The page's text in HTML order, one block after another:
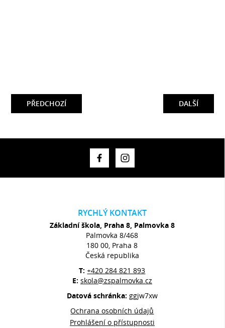
DALŠÍ
PŘEDCHOZÍ
RYCHLÝ KONTAKT
Základní škola, Praha 8, Palmovka 8
Palmovka 8/468
180 00, Praha 8
Česká republika
T:+420 284 821 893
E: skola@zspalmovka.cz
Datová schránka: ggjw7xw
Ochrana osobních údajů
Prohlášení o přístupnosti